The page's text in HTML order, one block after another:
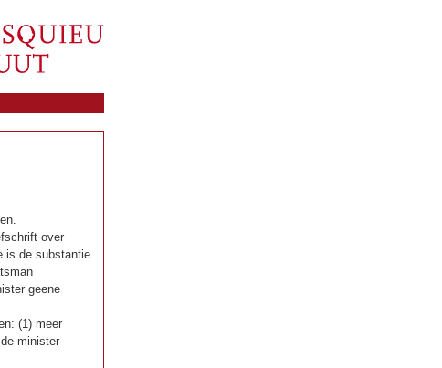
over
is de substantie
geene
(1) meer
minister